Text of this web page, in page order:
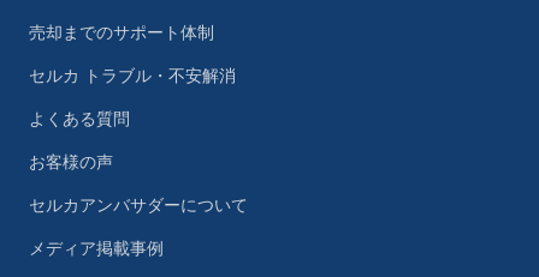
売却までのサポート体制
セルカ トラブル・不安解消
よくある質問
お客様の声
セルカアンバサダーについて
メディア掲載事例